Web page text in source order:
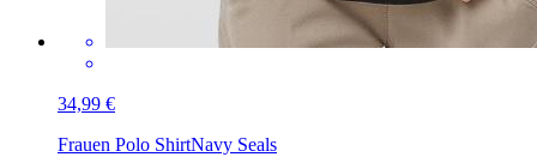
34,99 €
Frauen Polo ShirtNavy Seals